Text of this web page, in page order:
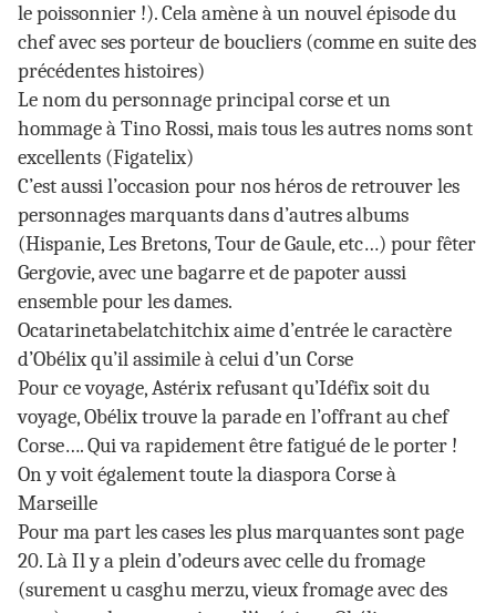
le poissonnier !). Cela amène à un nouvel épisode du
chef avec ses porteur de boucliers (comme en suite des
précédentes histoires)
Le nom du personnage principal corse et un
hommage à Tino Rossi, mais tous les autres noms sont
excellents (Figatelix)
C’est aussi l’occasion pour nos héros de retrouver les
personnages marquants dans d’autres albums
(Hispanie, Les Bretons, Tour de Gaule, etc…) pour fêter
Gergovie, avec une bagarre et de papoter aussi
ensemble pour les dames.
Ocatarinetabelatchitchix aime d’entrée le caractère
d’Obélix qu’il assimile à celui d’un Corse
Pour ce voyage, Astérix refusant qu’Idéfix soit du
voyage, Obélix trouve la parade en l’offrant au chef
Corse…. Qui va rapidement être fatigué de le porter !
On y voit également toute la diaspora Corse à
Marseille
Pour ma part les cases les plus marquantes sont page
20. Là Il y a plein d’odeurs avec celle du fromage
(surement u casghu merzu, vieux fromage avec des